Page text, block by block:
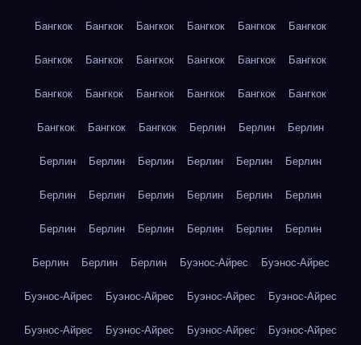
Бангкок Бангкок Бангкок Бангкок Бангкок Бангкок
Бангкок Бангкок Бангкок Бангкок Бангкок Бангкок
Бангкок Бангкок Бангкок Бангкок Бангкок Бангкок
Бангкок Бангкок Бангкок Берлин Берлин Берлин
Берлин Берлин Берлин Берлин Берлин Берлин
Берлин Берлин Берлин Берлин Берлин Берлин
Берлин Берлин Берлин Берлин Берлин Берлин
Берлин Берлин Берлин Буэнос-Айрес Буэнос-Айрес
Буэнос-Айрес Буэнос-Айрес Буэнос-Айрес Буэнос-Айрес
Буэнос-Айрес Буэнос-Айрес Буэнос-Айрес Буэнос-Айрес